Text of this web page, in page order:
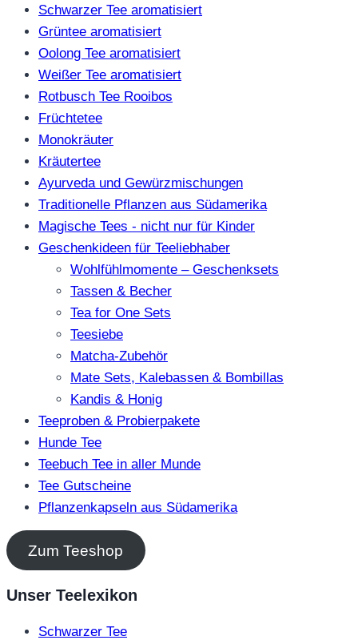
Schwarzer Tee aromatisiert
Grüntee aromatisiert
Oolong Tee aromatisiert
Weißer Tee aromatisiert
Rotbusch Tee Rooibos
Früchtetee
Monokräuter
Kräutertee
Ayurveda und Gewürzmischungen
Traditionelle Pflanzen aus Südamerika
Magische Tees - nicht nur für Kinder
Geschenkideen für Teeliebhaber
Wohlfühlmomente – Geschenksets
Tassen & Becher
Tea for One Sets
Teesiebe
Matcha-Zubehör
Mate Sets, Kalebassen & Bombillas
Kandis & Honig
Teeproben & Probierpakete
Hunde Tee
Teebuch Tee in aller Munde
Tee Gutscheine
Pflanzenkapseln aus Südamerika
Zum Teeshop
Unser Teelexikon
Schwarzer Tee